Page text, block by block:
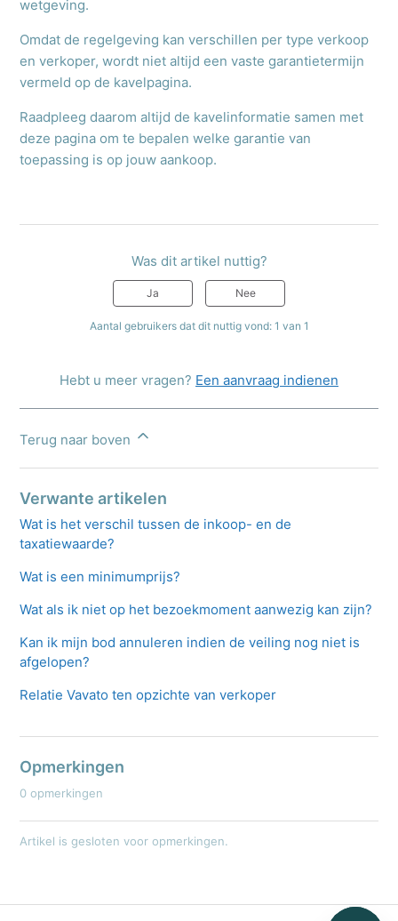
wetgeving.
Omdat de regelgeving kan verschillen per type verkoop
en verkoper, wordt niet altijd een vaste garantietermijn
vermeld op de kavelpagina.
Raadpleeg daarom altijd de kavelinformatie samen met
deze pagina om te bepalen welke garantie van
toepassing is op jouw aankoop.
Was dit artikel nuttig?
Ja Nee
Aantal gebruikers dat dit nuttig vond: 1 van 1
Hebt u meer vragen? Een aanvraag indienen
Terug naar boven
Verwante artikelen
Wat is het verschil tussen de inkoop- en de
taxatiewaarde?
Wat is een minimumprijs?
Wat als ik niet op het bezoekmoment aanwezig kan zijn?
Kan ik mijn bod annuleren indien de veiling nog niet is
afgelopen?
Relatie Vavato ten opzichte van verkoper
Opmerkingen
0 opmerkingen
Artikel is gesloten voor opmerkingen.